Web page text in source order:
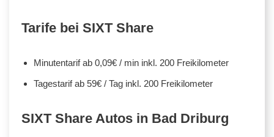
Tarife bei SIXT Share
Minutentarif ab 0,09€ / min inkl. 200 Freikilometer
Tagestarif ab 59€ / Tag inkl. 200 Freikilometer
SIXT Share Autos in Bad Driburg